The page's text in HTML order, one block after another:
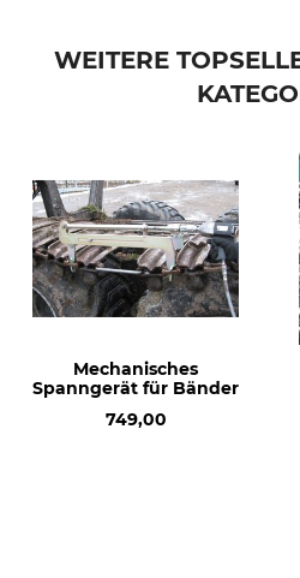
WEITERE
Mechanisches
Spanngerät für Bänder
749,00